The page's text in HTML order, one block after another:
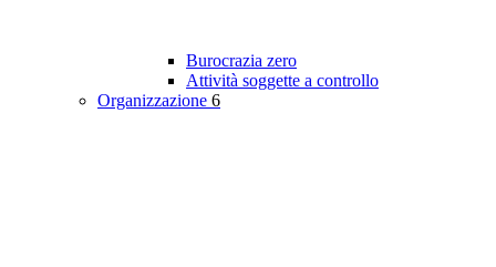
Burocrazia zero
Attività soggette a controllo
Organizzazione 6